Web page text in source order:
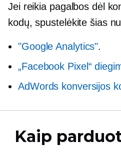
Jei reikia pagalbos dėl
kodų, spustelėkite šias
"Google Analytics".
„Facebook Pixel“
AdWords konversijos
Kaip